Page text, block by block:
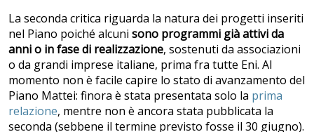
La seconda critica riguarda la natura dei progetti inseriti
nel Piano poiché alcuni sono programmi già attivi da
anni o in fase di realizzazione, sostenuti da associazioni
o da grandi imprese italiane, prima fra tutte Eni. Al
momento non è facile capire lo stato di avanzamento del
Piano Mattei: finora è stata presentata solo la prima
relazione, mentre non è ancora stata pubblicata la
seconda (sebbene il termine previsto fosse il 30 giugno).